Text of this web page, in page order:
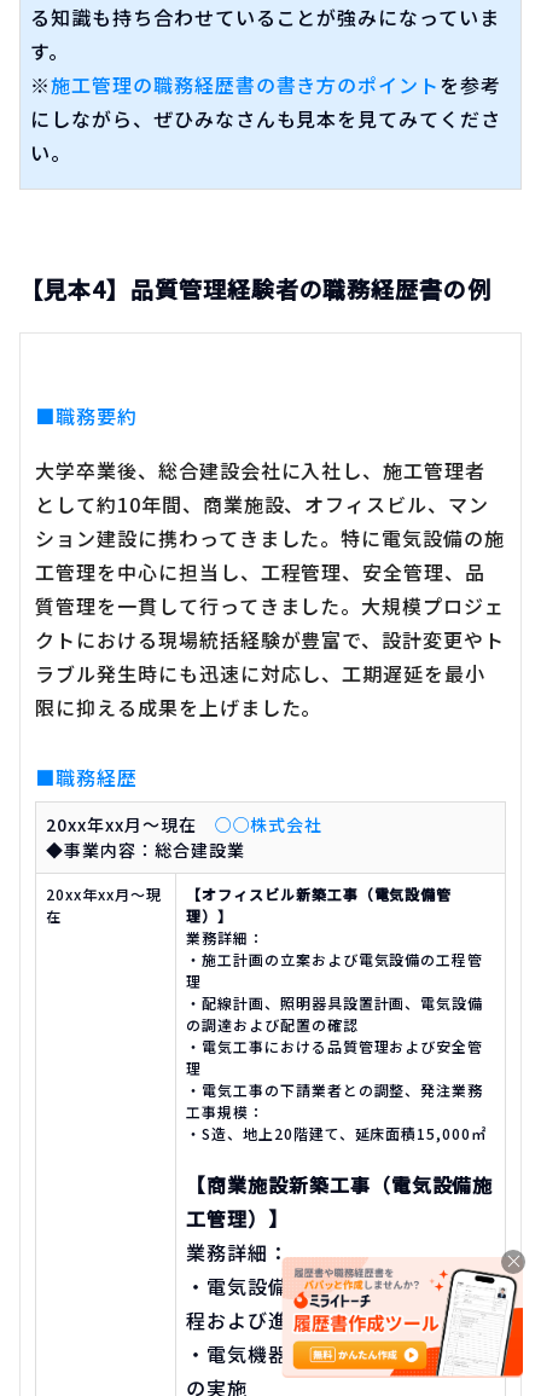
る知識も持ち合わせていることが強みになっていま
す。
※施工管理の職務経歴書の書き方のポイントを参考
にしながら、ぜひみなさんも見本を見てみてくださ
い。
【見本4】品質管理経験者の職務経歴書の例
■職務要約
大学卒業後、総合建設会社に入社し、施工管理者
として約10年間、商業施設、オフィスビル、マン
ション建設に携わってきました。特に電気設備の施
工管理を中心に担当し、工程管理、安全管理、品
質管理を一貫して行ってきました。大規模プロジェ
クトにおける現場統括経験が豊富で、設計変更やト
ラブル発生時にも迅速に対応し、工期遅延を最小
限に抑える成果を上げました。
■職務経歴
20xx年xx月～現在
○○株式会社
◆事業内容：総合建設業
20xx年xx月～現
在
【オフィスビル新築工事（電気設備管
理）】
業務詳細：
・施工計画の立案および電気設備の工程管
理
・配線計画、照明器具設置計画、電気設備
の調達および配置の確認
・電気工事における品質管理および安全管
理
・電気工事の下請業者との調整、発注業務
工事規模：
・S造、地上20階建て、延床面積15,000㎡
【商業施設新築工事（電気設備施
工管理）】
業務詳細：
・電気設備の施工計画の立案、工
程および進捗管理
・電気機器の設置および配線工事
の実施